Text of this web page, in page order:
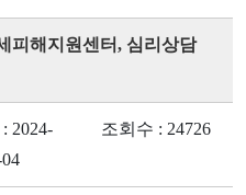
피해지원센터, 심리상담
2024-
조회수 : 24726